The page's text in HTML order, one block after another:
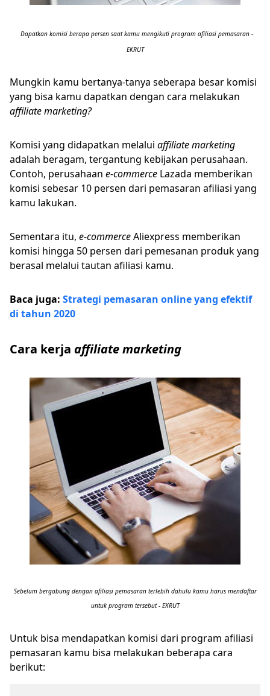
Dapatkan komisi berapa persen saat kamu mengikuti program afiliasi pemasaran -
EKRUT
Mungkin kamu bertanya-tanya seberapa besar komisi
yang bisa kamu dapatkan dengan cara melakukan
affiliate marketing?
Komisi yang didapatkan melalui affiliate marketing
adalah beragam, tergantung kebijakan perusahaan.
Contoh, perusahaan e-commerce Lazada memberikan
komisi sebesar 10 persen dari pemasaran afiliasi yang
kamu lakukan.
Sementara itu, e-commerceAliexpress memberikan
komisi hingga 50 persen dari pemesanan produk yang
berasal melalui tautan afiliasi kamu.
Baca juga: Strategi pemasaran online yang efektif
di tahun 2020
Cara kerja affiliate marketing
Sebelum bergabung dengan afiliasi pemasaran terlebih dahulu kamu harus mendaftar
untuk program tersebut - EKRUT
Untuk bisa mendapatkan komisi dari program afiliasi
pemasaran kamu bisa melakukan beberapa cara
berikut: